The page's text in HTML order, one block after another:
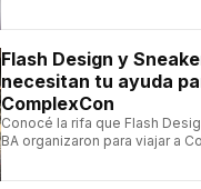
Flash Design y
necesitan tu ayuda
ComplexCon
Conocé la rifa que Flash
BA organizaron para viajar a